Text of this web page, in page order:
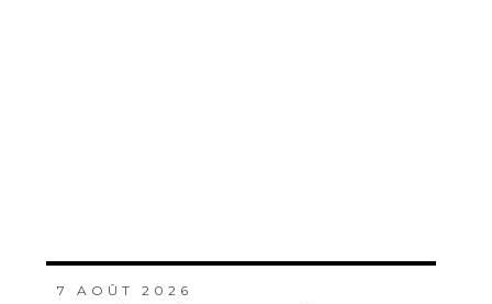
7 AOÛT 2026